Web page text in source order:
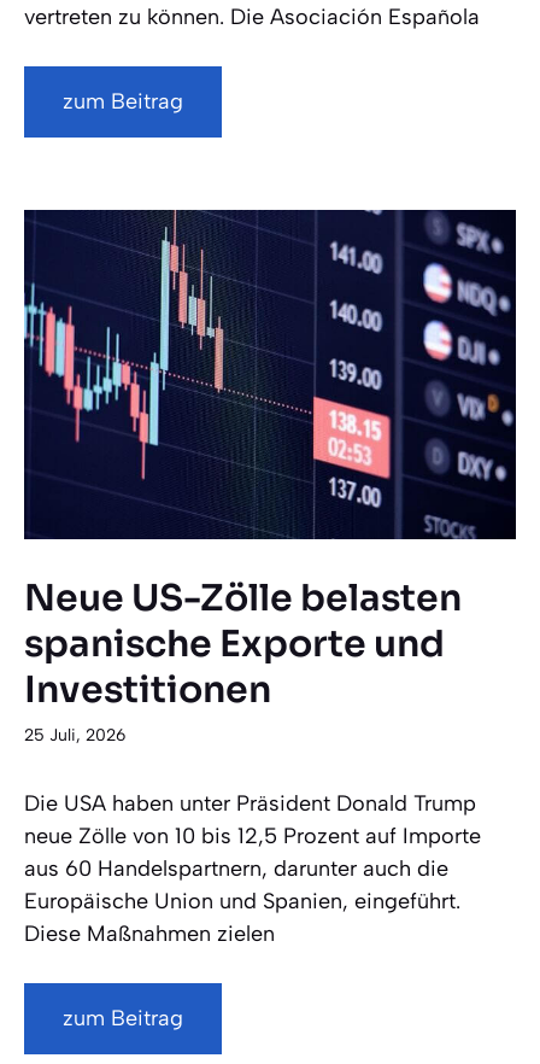
vertreten zu können. Die Asociación Española
zum Beitrag
Neue US-Zölle belasten
spanische Exporte und
Investitionen
25 Juli, 2026
Die USA haben unter Präsident Donald Trump
neue Zölle von 10 bis 12,5 Prozent auf Importe
aus 60 Handelspartnern, darunter auch die
Europäische Union und Spanien, eingeführt.
Diese Maßnahmen zielen
zum Beitrag